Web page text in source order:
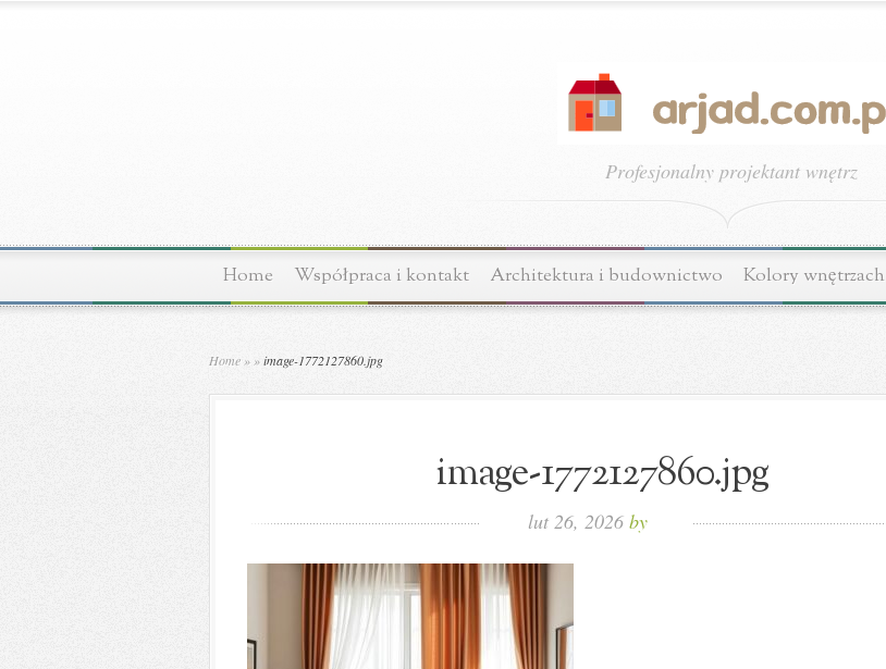
Profesjonalny projektant wnętrz
Home Współpraca i kontakt Architektura i budownictwo Kolory wnętrzach
Home » »image-1772127860.jpg
image-1772127860.jpg
lut 26, 2026 by